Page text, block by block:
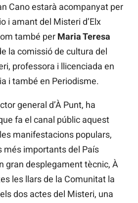
Cano estarà acompanyat per
i amant del Misteri d’Elx
també per Maria Teresa
la comissió de cultura del
professora i llicenciada en
i també en Periodisme.
general d’À Punt, ha
fa el canal públic aquest
manifestacions populars,
més importants del País
gran desplegament tècnic, À
les llars de la Comunitat la
dos actes del Misteri, una